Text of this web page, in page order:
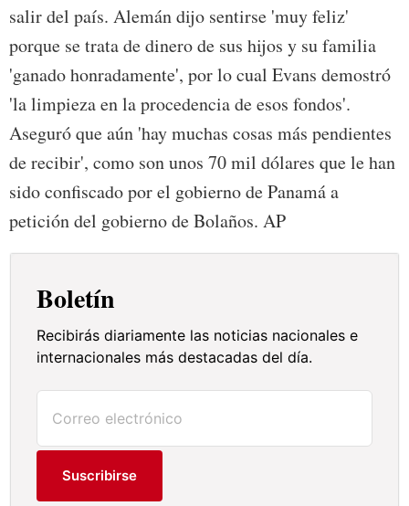
salir del país. Alemán dijo sentirse 'muy feliz'
porque se trata de dinero de sus hijos y su familia
'ganado honradamente', por lo cual Evans demostró
'la limpieza en la procedencia de esos fondos'.
Aseguró que aún 'hay muchas cosas más pendientes
de recibir', como son unos 70 mil dólares que le han
sido confiscado por el gobierno de Panamá a
petición del gobierno de Bolaños. AP
Boletín
Recibirás diariamente las noticias nacionales e
internacionales más destacadas del día.
Suscribirse